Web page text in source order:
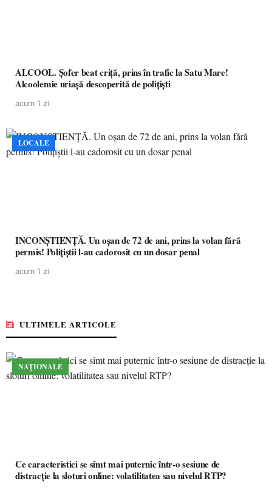
ALCOOL. Șofer beat criță, prins în trafic la Satu Mare!
Alcoolemie uriașă descoperită de polițiști
acum 1 zi
LOCALE
INCONȘTIENȚĂ. Un oșan de 72 de ani, prins la volan fără
permis! Polițiștii l-au cadorosit cu un dosar penal
acum 1 zi
ULTIMELE ARTICOLE
NAȚIONALE
Ce caracteristici se simt mai puternic într-o sesiune de
distracție la sloturi online: volatilitatea sau nivelul RTP?